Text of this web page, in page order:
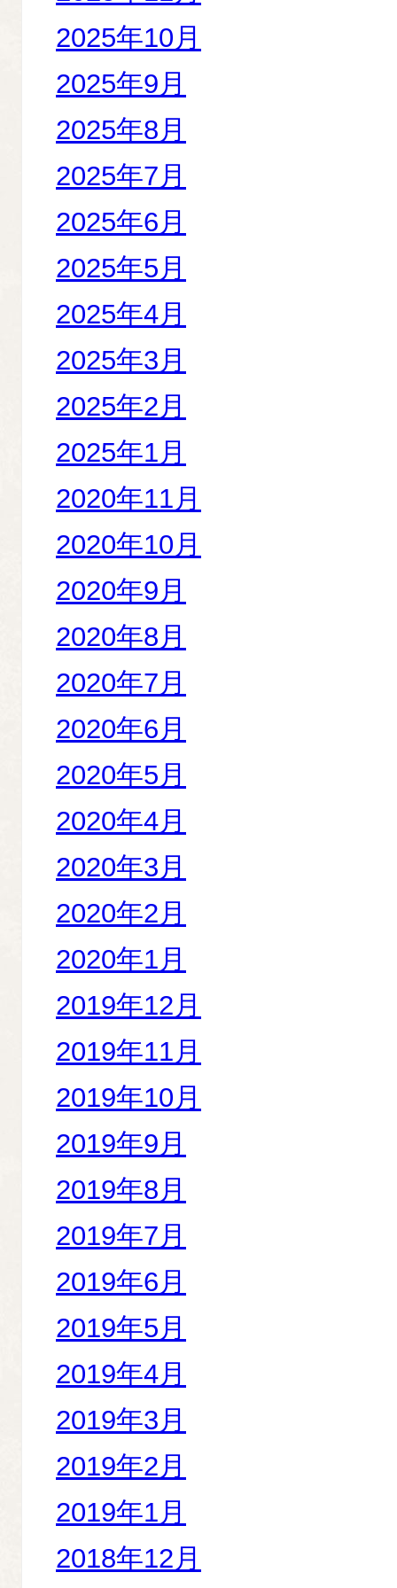
2025年10月
2025年9月
2025年8月
2025年7月
2025年6月
2025年5月
2025年4月
2025年3月
2025年2月
2025年1月
2020年11月
2020年10月
2020年9月
2020年8月
2020年7月
2020年6月
2020年5月
2020年4月
2020年3月
2020年2月
2020年1月
2019年12月
2019年11月
2019年10月
2019年9月
2019年8月
2019年7月
2019年6月
2019年5月
2019年4月
2019年3月
2019年2月
2019年1月
2018年12月